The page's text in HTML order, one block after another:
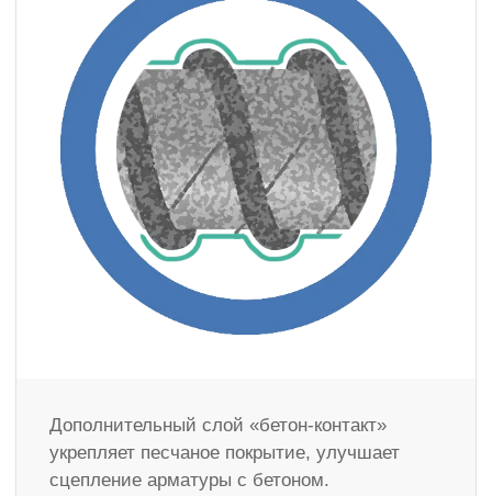
Дополнительный слой «бетон-контакт»
укрепляет песчаное покрытие, улучшает
сцепление арматуры с бетоном.